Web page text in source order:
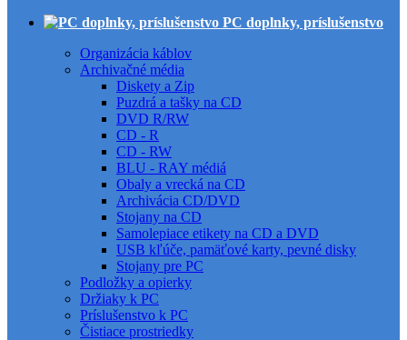
PC doplnky, príslušenstvo
Organizácia káblov
Archivačné média
Diskety a Zip
Puzdrá a tašky na CD
DVD R/RW
CD - R
CD - RW
BLU - RAY médiá
Obaly a vrecká na CD
Archivácia CD/DVD
Stojany na CD
Samolepiace etikety na CD a DVD
USB kľúče, pamäťové karty, pevné disky
Stojany pre PC
Podložky a opierky
Držiaky k PC
Príslušenstvo k PC
Čistiace prostriedky